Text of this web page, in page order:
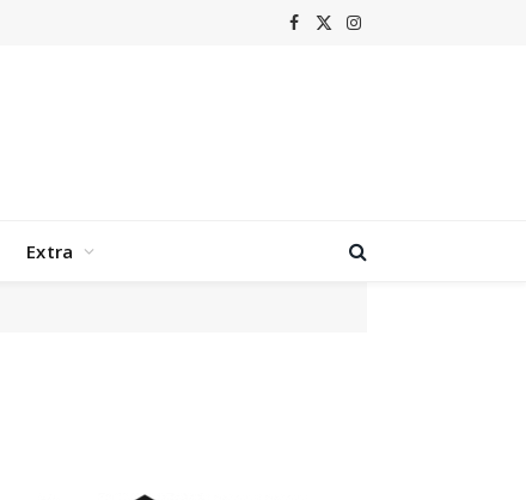
Facebook
X
Instagram
Extra